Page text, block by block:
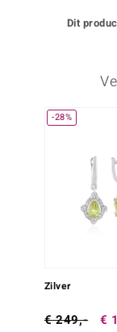
Collection
Dit
-28%
Zilver
€ 249,- €